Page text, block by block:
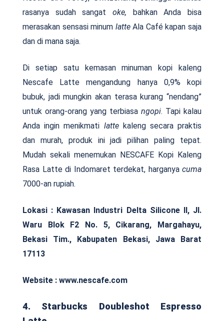
rasanya sudah sangat oke, bahkan Anda bisa
merasakan sensasi minum latteAla Café kapan saja
dan di mana saja.
Di setiap satu kemasan minuman kopi kaleng
Nescafe Latte mengandung hanya 0,9% kopi
bubuk, jadi mungkin akan terasa kurang “nendang”
untuk orang-orang yang terbiasa ngopi. Tapi kalau
Anda ingin menikmati latte kaleng secara praktis
dan murah, produk ini jadi pilihan paling tepat.
Mudah sekali menemukan NESCAFE Kopi Kaleng
Rasa Latte di Indomaret terdekat, harganya cuma
7000-an rupiah.
Lokasi : Kawasan Industri Delta Silicone II, Jl.
Waru Blok F2 No. 5, Cikarang, Margahayu,
Bekasi Tim., Kabupaten Bekasi, Jawa Barat
17113
Website : www.nescafe.com
4. Starbucks Doubleshot Espresso